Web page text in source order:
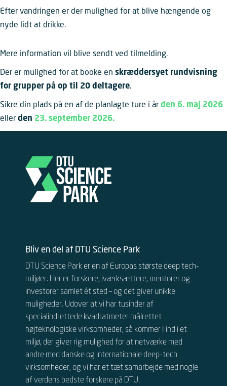
Efter vandringen er der mulighed for at blive hængende og
nyde lidt at drikke.
Mere information vil blive sendt ved tilmelding.
Der er mulighed for at booke en skræddersyet rundvisning
for grupper på op til 20 deltagere.
Sikre din plads på en af de planlagte ture i år den 6. maj 2026
eller den 23. september 2026.
Bliv en del af DTU Science Park
DTU Science Park er en af Europas største deep tech-
miljøer. Her er forskere, iværksættere, mentorer og
investorer samlet ét sted – og det giver unikke
muligheder. Udover at vi har tusinder af
specialindrettede kvadratmeter målrettet
højteknologiske virksomheder, så kommer I ind i et
miljø, der giver rig mulighed for at netværke med
andre med danske og internationaledeep-tech
virksomheder, og vi har et tæt samarbejde med nogle
af verdens bedste forskere på DTU.